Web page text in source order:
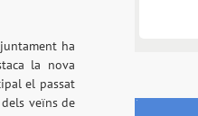
ha
la nova
el passat
veïns de